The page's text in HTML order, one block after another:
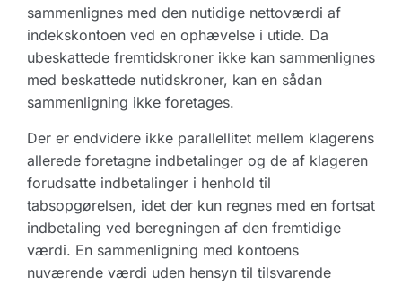
sammenlignes med den nutidige nettoværdi af
indekskontoen ved en ophævelse i utide. Da
ubeskattede fremtidskroner ikke kan sammenlignes
med beskattede nutidskroner, kan en sådan
sammenligning ikke foretages.
Der er endvidere ikke parallellitet mellem klagerens
allerede foretagne indbetalinger og de af klageren
forudsatte indbetalinger i henhold til
tabsopgørelsen, idet der kun regnes med en fortsat
indbetaling ved beregningen af den fremtidige
værdi. En sammenligning med kontoens
nuværende værdi uden hensyn til tilsvarende